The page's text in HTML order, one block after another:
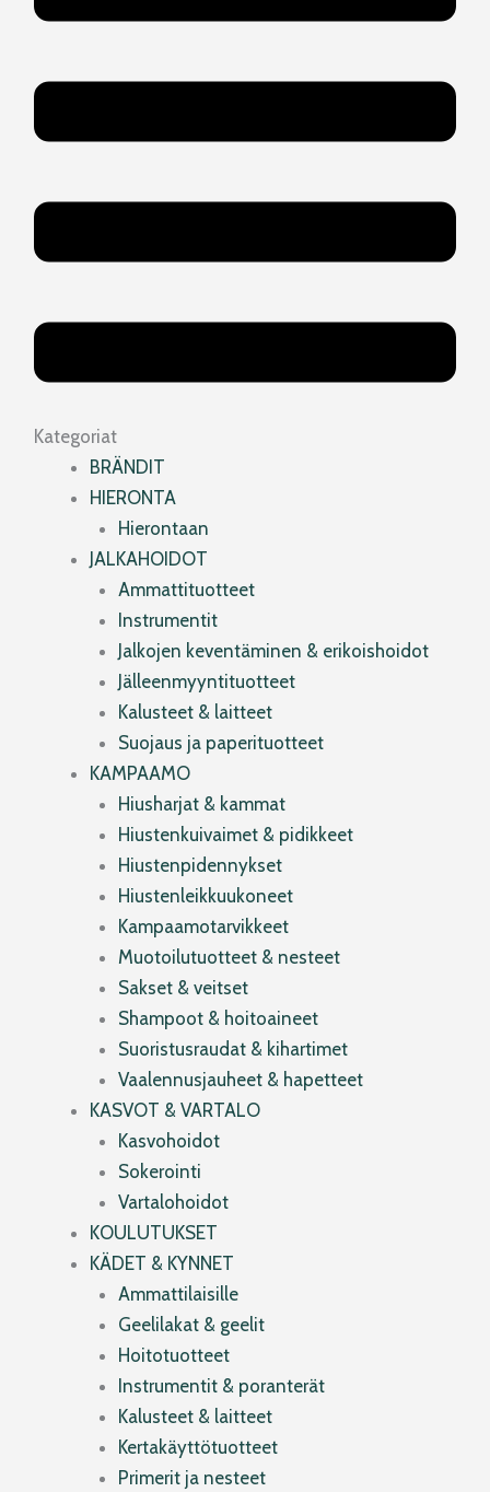
Kategoriat
BRÄNDIT
HIERONTA
Hierontaan
JALKAHOIDOT
Ammattituotteet
Instrumentit
Jalkojen keventäminen & erikoishoidot
Jälleenmyyntituotteet
Kalusteet & laitteet
Suojaus ja paperituotteet
KAMPAAMO
Hiusharjat & kammat
Hiustenkuivaimet & pidikkeet
Hiustenpidennykset
Hiustenleikkuukoneet
Kampaamotarvikkeet
Muotoilutuotteet & nesteet
Sakset & veitset
Shampoot & hoitoaineet
Suoristusraudat & kihartimet
Vaalennusjauheet & hapetteet
KASVOT & VARTALO
Kasvohoidot
Sokerointi
Vartalohoidot
KOULUTUKSET
KÄDET & KYNNET
Ammattilaisille
Geelilakat & geelit
Hoitotuotteet
Instrumentit & poranterät
Kalusteet & laitteet
Kertakäyttötuotteet
Primerit ja nesteet